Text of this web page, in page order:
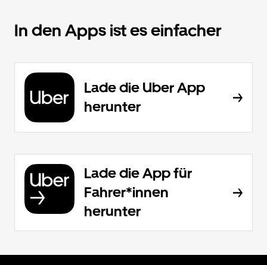
In den Apps ist es einfacher
Lade die Uber App
herunter
Lade die App für
Fahrer*innen
herunter